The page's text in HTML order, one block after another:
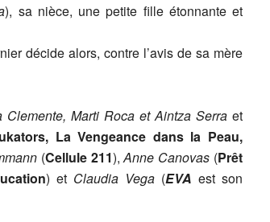
), sa nièce, une petite fille étonnante et
décide alors, contre l’avis de sa mère
Marti Roca et Aintza Serraet
La Vengeance dans la Peau,
(Cellule 211),Anne Canovas (Prêt
) et Claudia Vega (EVA est son